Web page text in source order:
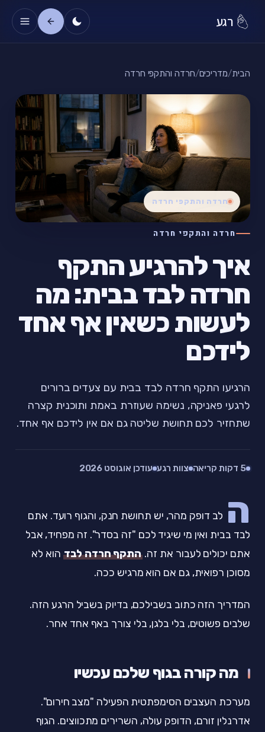
רגע
הבית/מדריכים/חרדה והתקפי חרדה
חרדה והתקפי חרדה
איך להרגיע התקף
חרדה לבד בבית: מה
לעשות כשאין אף אחד
לידכם
הרגיעו התקף חרדה לבד בבית עם צעדים ברורים
לרגעי פאניקה, נשימה שעוזרת באמת ותוכנית קצרה
שתחזיר לכם תחושת שליטה גם אם אין לידכם אף אחד.
5 דקות קריאה צוות רגע עודכן אוגוסט 2026
חרדה והתקפי חרדה
ה לב דופק מהר, יש תחושת חנק, והגוף רועד. אתם
לבד בבית ואין מי שיגיד לכם "זה בסדר". זה מפחיד, אבל
אתם יכולים לעבור את זה.התקף חרדה לבד הוא לא
מסוכן רפואית, גם אם הוא מרגיש ככה.
המדריך הזה כתוב בשבילכם, בדיוק בשביל הרגע הזה.
שלבים פשוטים, בלי בלגן, בלי צורך באף אחד אחר.
מה קורה בגוף שלכם עכשיו
מערכת העצבים הסימפתטית הפעילה "מצב חירום".
אדרנלין זורם, הדופק עולה, השרירים מתכווצים. הגוף